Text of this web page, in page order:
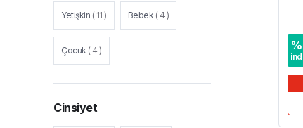
Yetişkin ( 11 ) Bebek ( 4 )
Çocuk ( 4 )
Cinsiyet
%